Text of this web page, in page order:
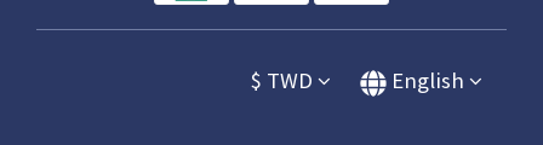
$ TWD English